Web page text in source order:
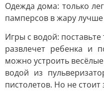
Одежда дома: только
памперсов в жару лучше
Игры с водой:
развлечет ребенка и
можно устроить
водой из
пистолетов. Но не